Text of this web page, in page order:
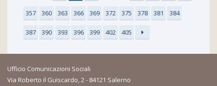
357 360 363 366 369 372 375 378 381 384
387 390 393 396 399 402 405
Ufficio Comunicazioni Sociali
Via Roberto il Guiscardo, 2 - 84121 Salerno